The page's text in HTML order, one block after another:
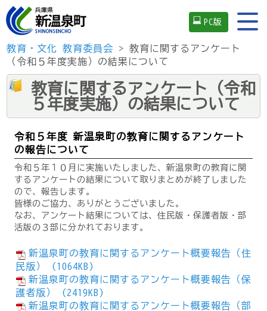
PC版
教育・文化 教育委員会 > 教育に関するアンケート
（令和５年度実施）の結果について
教育に関するアンケート（令和
５年度実施）の結果について
令和５年度 新温泉町の教育に関するアンケート
の報告について
令和５年１０月に実施いたしました、新温泉町の教育に関
するアンケートの結果について取りまとめが終了しました
ので、報告します。
皆様のご協力、ありがとうございました。
なお、アンケート結果については、住民版・保護者版・部
活版の３部に分かれております。
新温泉町の教育に関するアンケート概要報告（住
民版） (1064KB)
新温泉町の教育に関するアンケート概要報告（保
護者版） (2419KB)
新温泉町の教育に関するアンケート概要報告（部